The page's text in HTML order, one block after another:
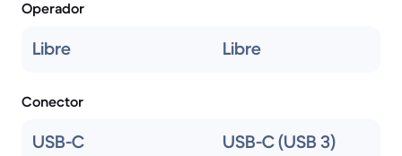
Operador
Libre Libre
Conector
USB-C USB-C (USB 3)